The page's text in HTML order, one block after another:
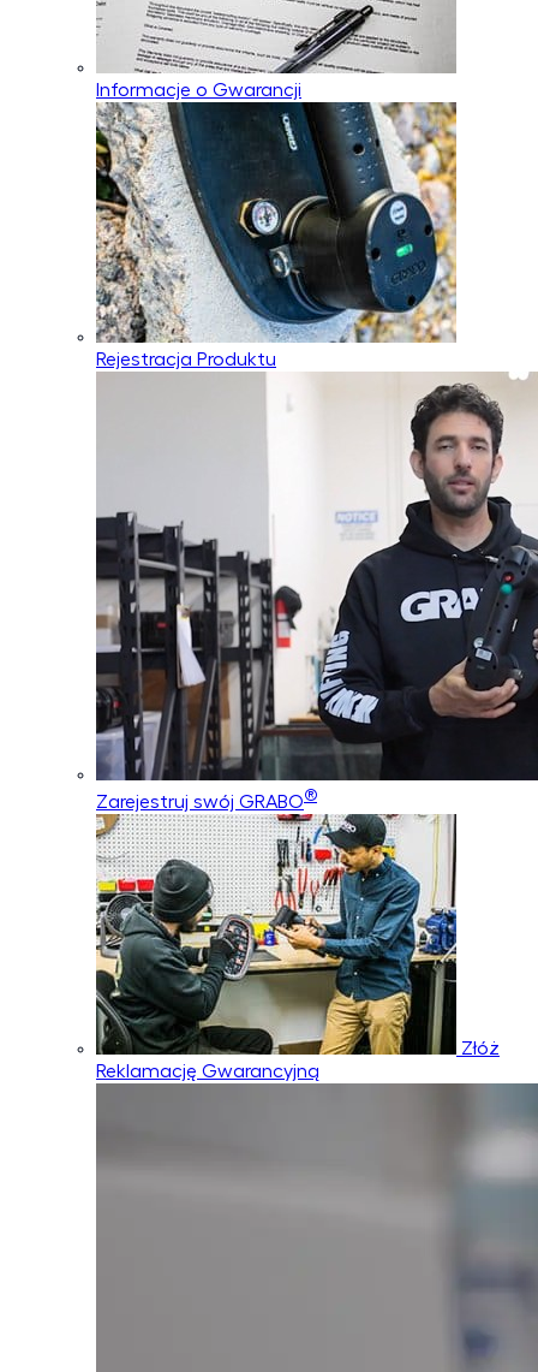
Informacje o Gwarancji
Rejestracja Produktu
Zarejestruj swój GRABO®
Złóż
Reklamację Gwarancyjną